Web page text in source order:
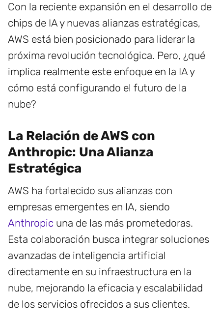
Con la reciente expansión en el desarrollo de
chips de IA y nuevas alianzas estratégicas,
AWS está bien posicionado para liderar la
próxima revolución tecnológica. Pero, ¿qué
implica realmente este enfoque en la IA y
cómo está configurando el futuro de la
nube?
La Relación de AWS con
Anthropic: Una Alianza
Estratégica
AWS ha fortalecido sus alianzas con
empresas emergentes en IA, siendo
Anthropic una de las más prometedoras.
Esta colaboración busca integrar soluciones
avanzadas de inteligencia artificial
directamente en su infraestructura en la
nube, mejorando la eficacia y escalabilidad
de los servicios ofrecidos a sus clientes.